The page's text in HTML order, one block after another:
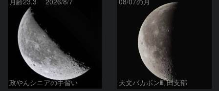
政やんシニアの手習い 天文バカボン町田支部